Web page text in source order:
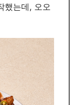
했는데, 오오